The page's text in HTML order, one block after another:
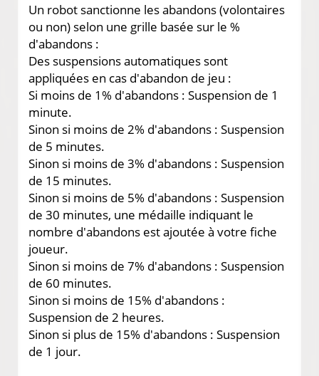
Un robot sanctionne les abandons (volontaires
ou non) selon une grille basée sur le %
d'abandons :
Des suspensions automatiques sont
appliquées en cas d'abandon de jeu :
Si moins de 1% d'abandons : Suspension de 1
minute.
Sinon si moins de 2% d'abandons : Suspension
de 5 minutes.
Sinon si moins de 3% d'abandons : Suspension
de 15 minutes.
Sinon si moins de 5% d'abandons : Suspension
de 30 minutes, une médaille indiquant le
nombre d'abandons est ajoutée à votre fiche
joueur.
Sinon si moins de 7% d'abandons : Suspension
de 60 minutes.
Sinon si moins de 15% d'abandons :
Suspension de 2 heures.
Sinon si plus de 15% d'abandons : Suspension
de 1 jour.